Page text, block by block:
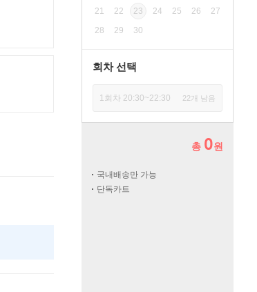
21
22 23 24 25 26
27
28
29 30
회차 선택
1회차 20:30~22:30 22개 남음
총 0원
국내배송만 가능
단독카트